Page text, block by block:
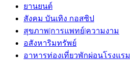
ยานยนต์
สังคม บันเทิง กอสซิป
สุขภาพ|การแพทย์|ความงาม
อสังหาริมทรัพย์
อาหารท่องเที่ยวพักผ่อนโรงแรม